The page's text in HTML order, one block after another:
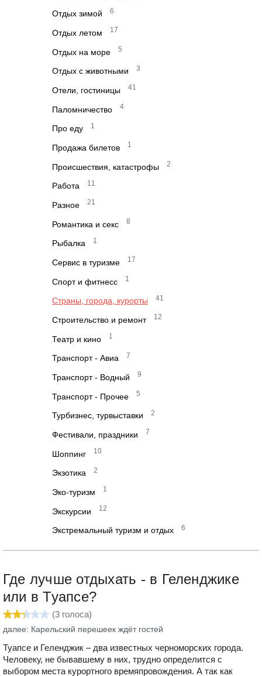
Отдых зимой 6
Отдых летом 17
Отдых на море 5
Отдых с животными 3
Отели, гостиницы 41
Паломничество 4
Про еду 1
Продажа билетов 1
Происшествия, катастрофы 2
Работа 11
Разное 21
Романтика и секс 8
Рыбалка 1
Сервис в туризме 17
Спорт и фитнесс 1
Страны, города, курорты 41
Строительство и ремонт 12
Театр и кино 1
Транспорт - Авиа 7
Транспорт - Водный 9
Транспорт - Прочее 5
Турбизнес, турвыставки 2
Фестивали, праздники 7
Шоппинг 10
Экзотика 2
Эко-туризм 1
Экскурсии 12
Экстремальный туризм и отдых 6
Где лучше отдыхать - в Геленджике
или в Туапсе?
(3 голоса)
далее: Карельский перешеек ждёт гостей
Туапсе и Геленджик – два известных черноморских города.
Человеку, не бывавшему в них, трудно определится с
выбором места курортного времяпровождения. А так как